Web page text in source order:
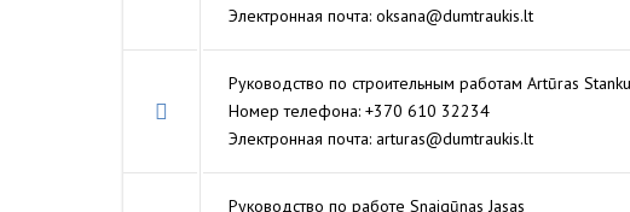
Электронная почта: oksana@dumtraukis.lt
Руководство по строительным работам Artūras
Номер телефона: +370 610 32234
Электронная почта: arturas@dumtraukis.lt
Руководство по работе Snaigūnas Jasas